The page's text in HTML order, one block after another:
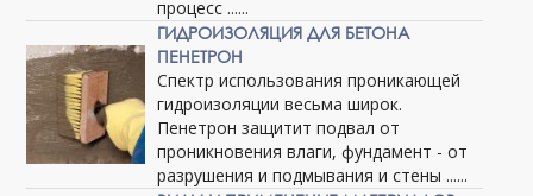
процесс ......
ГИДРОИЗОЛЯЦИЯ ДЛЯ БЕТОНА
ПЕНЕТРОН
Спектр использования проникающей
гидроизоляции весьма широк.
Пенетрон защитит подвал от
проникновения влаги, фундамент - от
разрушения и подмывания и стены ......